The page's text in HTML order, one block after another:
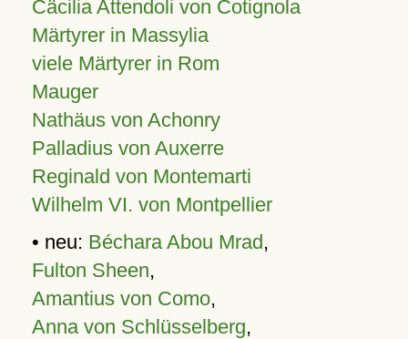
Cäcilia Attendoli von Cotignola
Märtyrer in Massylia
viele Märtyrer in Rom
Mauger
Nathäus von Achonry
Palladius von Auxerre
Reginald von Montemarti
Wilhelm VI. von Montpellier
• neu: Béchara Abou Mrad,
Fulton Sheen,
Amantius von Como,
Anna von Schlüsselberg,